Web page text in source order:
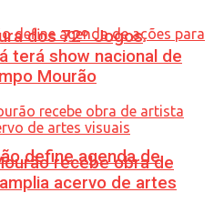
define agenda de
dos 72º Jogos
terá show nacional de
Mourão
recebe obra de
acervo de artes